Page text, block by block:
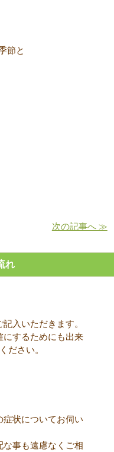
節と
次の記事へ ≫
れ
入いただきます。
にするためにも出来
ださい。
症状についてお伺い
事も遠慮なくご相